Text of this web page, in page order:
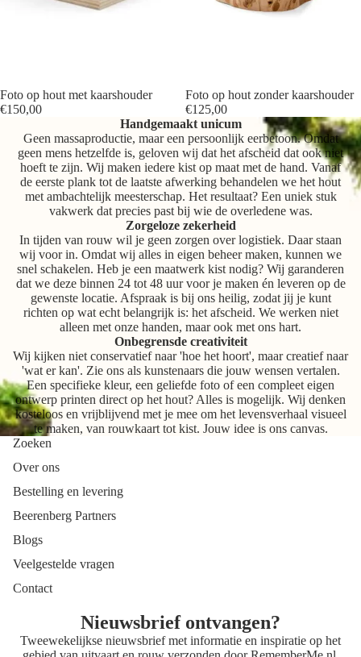
Foto op hout met kaarshouder
€150,00
Foto op hout zonder kaarshouder
€125,00
Handgemaakt unicum
Geen massaproductie, maar een persoonlijk eerbetoon. Omdat
geen mens hetzelfde is, geloven wij dat het afscheid dat ook niet
hoeft te zijn. Wij maken iedere kist op maat met de hand. Vanaf
de eerste plank tot de laatste afwerking behandelen we het hout
met ambachtelijk meesterschap. Het resultaat? Een uniek stuk
vakwerk dat precies past bij wie de overledene was.
Zorgeloze zekerheid
In tijden van rouw wil je geen zorgen over logistiek. Daar staan
wij voor in. Omdat wij alles in eigen beheer maken, kunnen we
snel schakelen. Heb je een maatwerk kist nodig? Wij garanderen
dat we deze binnen 24 tot 48 uur voor je maken én leveren op de
gewenste locatie. Afspraak is bij ons heilig, zodat jij je kunt
richten op wat echt belangrijk is: het afscheid. We werken niet
alleen met onze handen, maar ook met ons hart.
Onbegrensde creativiteit
Wij kijken niet conservatief naar 'hoe het hoort', maar creatief naar
'wat er kan'. Zie ons als kunstenaars die jouw wensen vertalen.
Een specifieke kleur, een geliefde foto of een compleet eigen
ontwerp printen direct op het hout? Alles is mogelijk. Wij denken
kosteloos en vrijblijvend met je mee om het levensverhaal visueel
te maken, van rouwkaart tot kist. Jouw idee is ons canvas.
Zoeken
Over ons
Bestelling en levering
Beerenberg Partners
Blogs
Veelgestelde vragen
Contact
Nieuwsbrief ontvangen?
Tweewekelijkse nieuwsbrief met informatie en inspiratie op het